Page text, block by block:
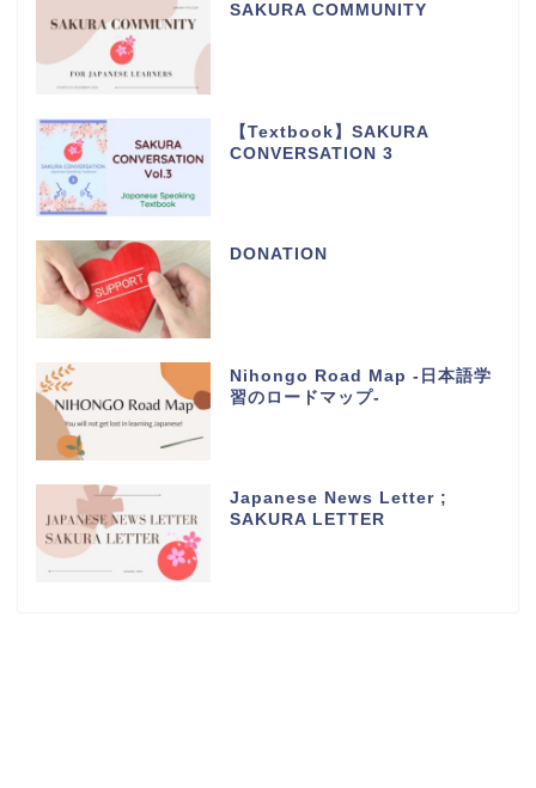
SAKURA COMMUNITY
【Textbook】SAKURA
CONVERSATION 3
DONATION
Nihongo Road Map -日本語学
習のロードマップ-
Japanese News Letter ;
SAKURA LETTER